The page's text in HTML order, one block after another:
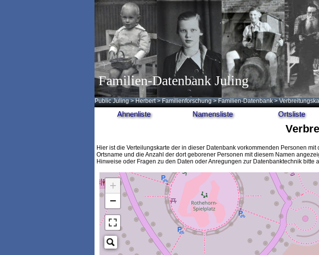
Familien-Datenbank Juling
Public Juling >Herbert >Familienforschung >Familien-Datenbank >
Ahnenliste Namensliste Ortsliste
Hier ist die Verteilungskarte der in dieser Datenbank vorkommenden Personen mit
Ortsname und die Anzahl der dort geborener Personen mit diesem Namen
Hinweise oder Fragen zu den Daten oder Anregungen zur Datenbanktechnik bitte
+
−